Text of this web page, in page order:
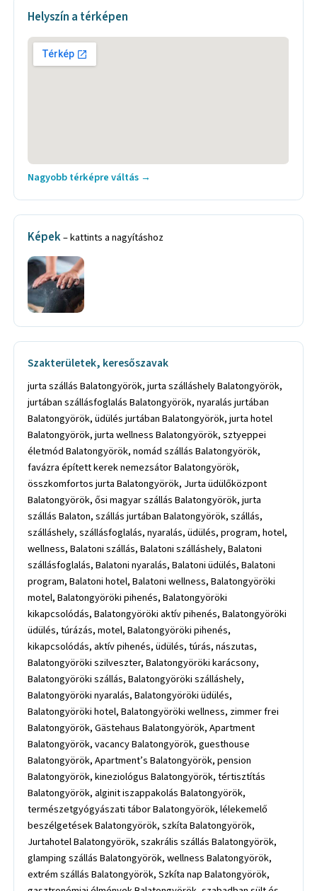
Helyszín a térképen
Nagyobb térképre váltás →
Képek– kattints a nagyításhoz
Szakterületek, keresőszavak
jurta szállás Balatongyörök, jurta szálláshely Balatongyörök,
jurtában szállásfoglalás Balatongyörök, nyaralás jurtában
Balatongyörök, üdülés jurtában Balatongyörök, jurta hotel
Balatongyörök, jurta wellness Balatongyörök, sztyeppei
életmód Balatongyörök, nomád szállás Balatongyörök,
favázra épített kerek nemezsátor Balatongyörök,
összkomfortos jurta Balatongyörök, Jurta üdülőközpont
Balatongyörök, ősi magyar szállás Balatongyörök, jurta
szállás Balaton, szállás jurtában Balatongyörök, szállás,
szálláshely, szállásfoglalás, nyaralás, üdülés, program, hotel,
wellness, Balatoni szállás, Balatoni szálláshely, Balatoni
szállásfoglalás, Balatoni nyaralás, Balatoni üdülés, Balatoni
program, Balatoni hotel, Balatoni wellness, Balatongyöröki
motel, Balatongyöröki pihenés, Balatongyöröki
kikapcsolódás, Balatongyöröki aktív pihenés, Balatongyöröki
üdülés, túrázás, motel, Balatongyöröki pihenés,
kikapcsolódás, aktív pihenés, üdülés, túrás, nászutas,
Balatongyöröki szilveszter, Balatongyöröki karácsony,
Balatongyöröki szállás, Balatongyöröki szálláshely,
Balatongyöröki nyaralás, Balatongyöröki üdülés,
Balatongyöröki hotel, Balatongyöröki wellness, zimmer frei
Balatongyörök, Gästehaus Balatongyörök, Apartment
Balatongyörök, vacancy Balatongyörök, guesthouse
Balatongyörök, Apartment’s Balatongyörök, pension
Balatongyörök, kineziológus Balatongyörök, tértisztítás
Balatongyörök, alginit iszappakolás Balatongyörök,
természetgyógyászati tábor Balatongyörök, lélekemelő
beszélgetések Balatongyörök, szkíta Balatongyörök,
Jurtahotel Balatongyörök, szakrális szállás Balatongyörök,
glamping szállás Balatongyörök, wellness Balatongyörök,
extrém szállás Balatongyörök, Szkíta nap Balatongyörök,